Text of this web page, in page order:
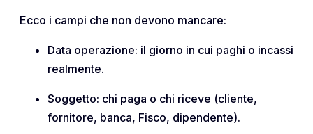
Ecco i campi che non devono mancare:
Data operazione: il giorno in cui paghi o incassi
realmente.
Soggetto: chi paga o chi riceve (cliente,
fornitore, banca, Fisco, dipendente).